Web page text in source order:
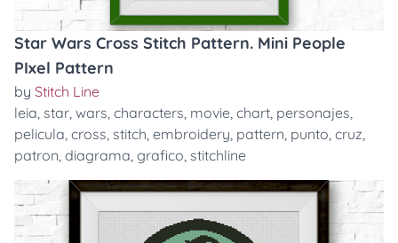
Star Wars Cross Stitch Pattern. Mini People
PIxel Pattern
by Stitch Line
leia, star, wars, characters, movie, chart, personajes,
pelicula, cross, stitch, embroidery, pattern, punto, cruz,
patron, diagrama, grafico, stitchline